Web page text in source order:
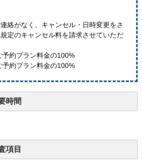
絡がなく、キャンセル・日時変更をさ
定のキャンセル料を請求させていただ
予約プラン料金の100%
予約プラン料金の100%
時間
項目